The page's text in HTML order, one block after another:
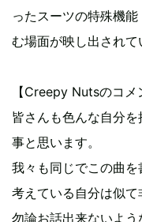
ったスーツの特殊機
む場面が映し出されて
【Creepy Nutsのコメ
皆さんも色んな自分
事と思います。
我々も同じでこの曲
考えている自分は似て
勿論お話出来ないよう